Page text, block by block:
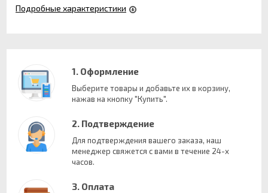
Подробные характеристики
1. Оформление
Выберите товары и добавьте их в корзину,
нажав на кнопку "Купить".
2. Подтверждение
Для подтверждения вашего заказа, наш
менеджер свяжется с вами в течение 24-х
часов.
3. Оплата